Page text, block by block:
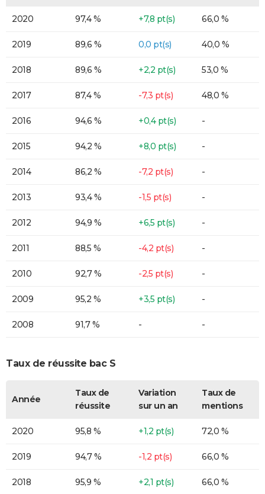
2020 97,4 % +7,8 pt(s) 66,0 %
2019 89,6 % 0,0 pt(s) 40,0 %
2018 89,6 % +2,2 pt(s) 53,0 %
2017 87,4 % -7,3 pt(s) 48,0 %
2016 94,6 % +0,4 pt(s) -
2015 94,2 % +8,0 pt(s) -
2014 86,2 % -7,2 pt(s) -
2013 93,4 % -1,5 pt(s) -
2012 94,9 % +6,5 pt(s) -
2011 88,5 % -4,2 pt(s) -
2010 92,7 % -2,5 pt(s) -
2009 95,2 % +3,5 pt(s) -
2008 91,7 % - -
Taux de réussite bac S
Année
Taux de
réussite
Variation
sur un an
Taux de
mentions
2020 95,8 % +1,2 pt(s) 72,0 %
2019 94,7 % -1,2 pt(s) 66,0 %
2018 95,9 % +2,1 pt(s) 66,0 %